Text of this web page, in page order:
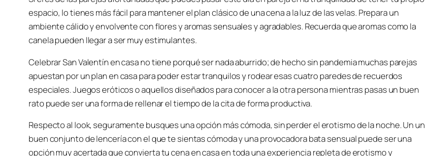
espacio, lo tienes más fácil para mantener el plan clásico de una cena a la luz de las velas. Prepara un
ambiente cálido y envolvente con flores y aromas sensuales y agradables. Recuerda que aromas como la
canela pueden llegar a ser muy estimulantes.
Celebrar San Valentín en casa no tiene porqué ser nada aburrido; de hecho sin pandemia muchas parejas
apuestan por un plan en casa para poder estar tranquilos y rodear esas cuatro paredes de recuerdos
especiales. Juegos eróticos o aquellos diseñados para conocer a la otra persona mientras pasas un buen
rato puede ser una forma de rellenar el tiempo de la cita de forma productiva.
Respecto al look, seguramente busques una opción más cómoda, sin perder el erotismo de la noche. Un un
buen conjunto de lencería con el que te sientas cómoda y una provocadora bata sensual puede ser una
opción muy acertada que convierta tu cena en casa en toda una experiencia repleta de erotismo y